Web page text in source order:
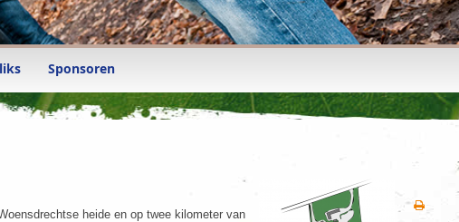
Sponsoren
heide en op twee kilometer van